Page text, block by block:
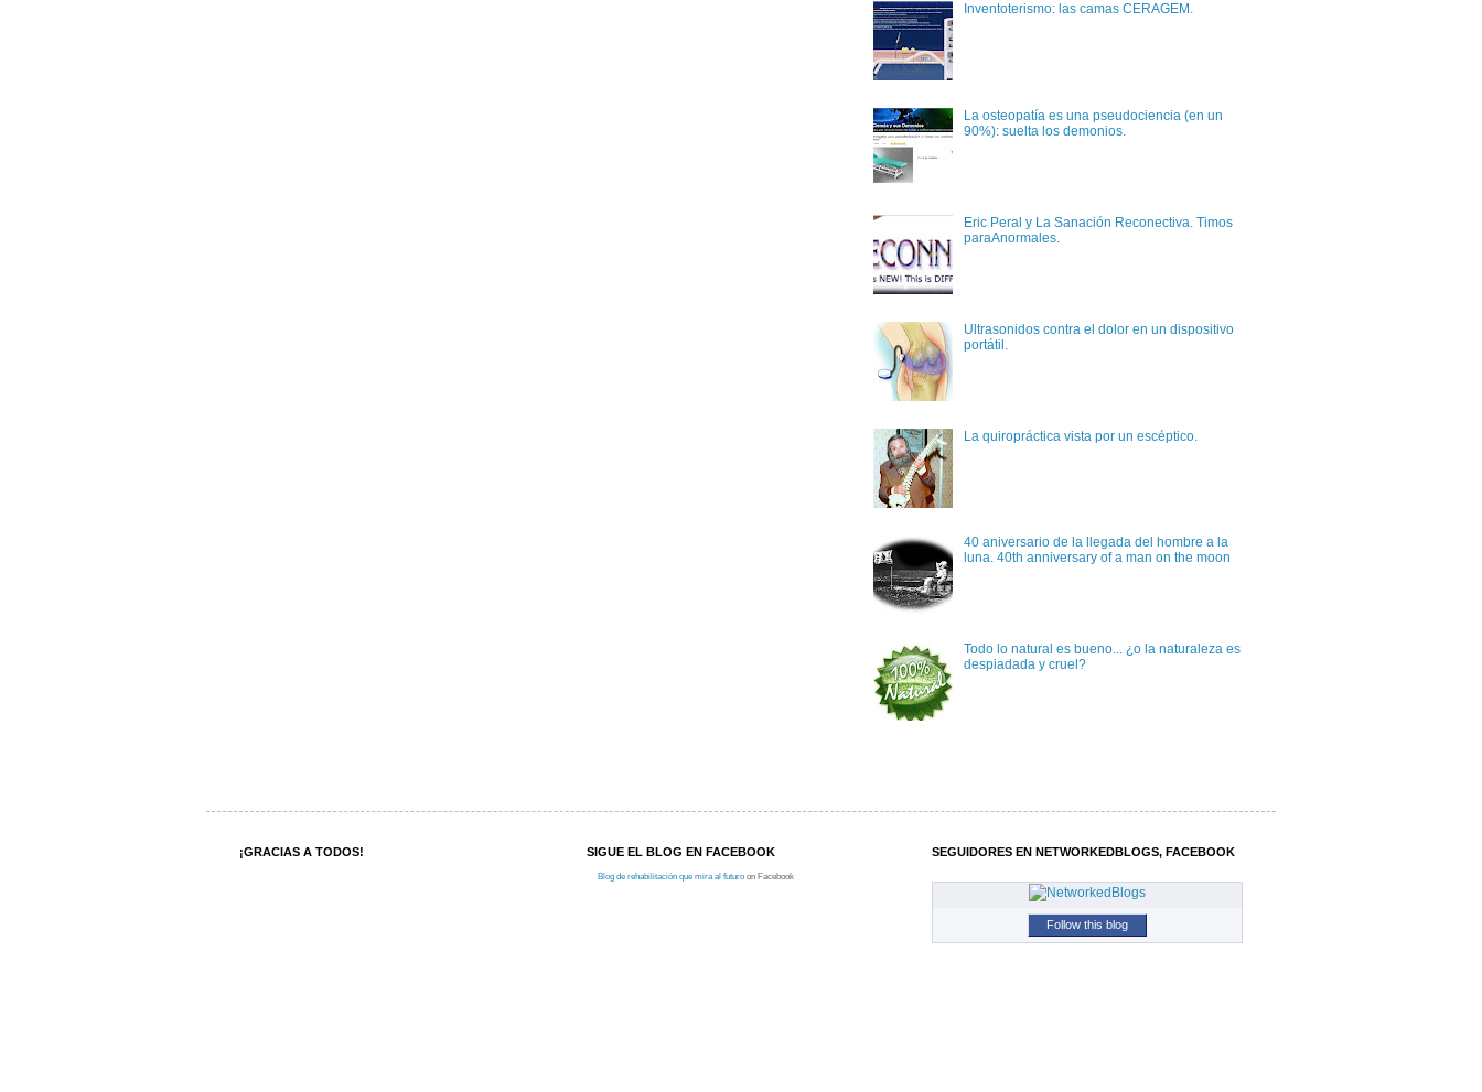
Inventoterismo: las camas CERAGEM.
La osteopatía es una pseudociencia (en un
90%): suelta los demonios.
Eric Peral y La Sanación Reconectiva. Timos
paraAnormales.
Ultrasonidos contra el dolor en un dispositivo
portátil.
La quiropráctica vista por un escéptico.
40 aniversario de la llegada del hombre a la
luna. 40th anniversary of a man on the moon
Todo lo natural es bueno... ¿o la naturaleza es
despiadada y cruel?
¡GRACIAS A TODOS! SIGUE EL BLOG EN FACEBOOK
Blog de rehabilitación que mira al futuro on Facebook
SEGUIDORES EN NETWORKEDBLOGS, FACEBOOK
Follow this blog